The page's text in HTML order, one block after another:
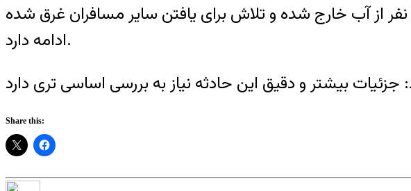
از آب خارج شده و تلاش برای یافتن سایر مسافران غرق شده
ادامه دارد.
Share this: